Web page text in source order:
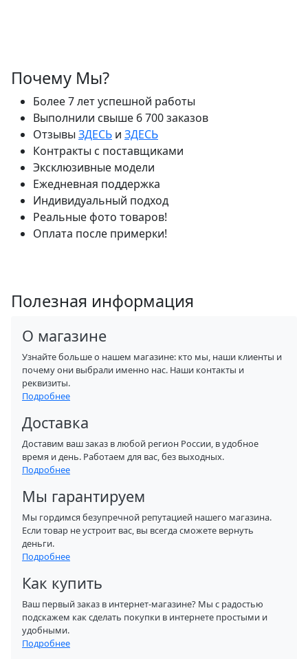
Почему Мы?
Более 7 лет успешной работы
Выполнили свыше 6 700 заказов
Отзывы ЗДЕСЬ и ЗДЕСЬ
Контракты с поставщиками
Эксклюзивные модели
Ежедневная поддержка
Индивидуальный подход
Реальные фото товаров!
Оплата после примерки!
Полезная информация
О магазине
Узнайте больше о нашем магазине: кто мы, наши клиенты и
почему они выбрали именно нас. Наши контакты и
реквизиты.
Подробнее
Доставка
Доставим ваш заказ в любой регион России, в удобное
время и день. Работаем для вас, без выходных.
Подробнее
Мы гарантируем
Мы гордимся безупречной репутацией нашего магазина.
Если товар не устроит вас, вы всегда сможете вернуть
деньги.
Подробнее
Как купить
Ваш первый заказ в интернет-магазине? Мы с радостью
подскажем как сделать покупки в интернете простыми и
удобными.
Подробнее